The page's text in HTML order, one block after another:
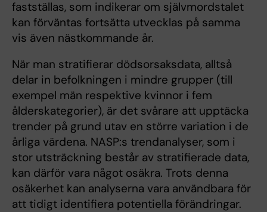
fastställas, som indikerar om självmordstalet
kan förväntas fortsätta utvecklas på samma
vis även nästkommande år.
När man stratifierar dödsorsaksdata, alltså
delar in befolkningen i mindre grupper (till
exempel män respektive kvinnor i fem
ålderskategorier), är det svårare att upptäcka
trender på grund utav en större variation i de
årliga värdena. NASP:s trendanalyser, som i
stor utsträckning består av stratifierade data,
kan därför vara något osäkra. Trots denna
osäkerhet kan analyserna vara användbara för
att tidigt identifiera potentiella förändringar.